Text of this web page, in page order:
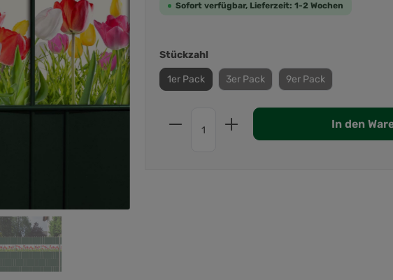
Sofort verfügbar, Lieferzeit: 1-2 Wochen
Stückzahl
1er Pack 3er Pack 9er Pack
In den